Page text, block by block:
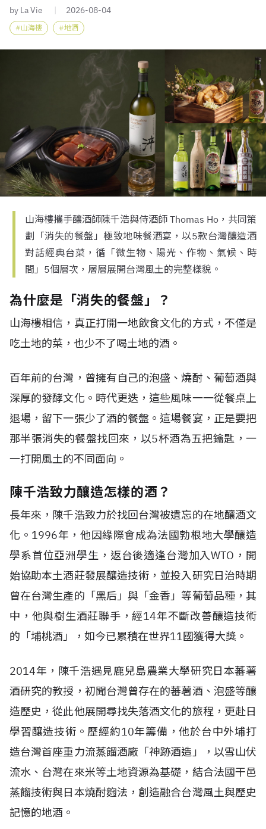
by La Vie 2026-08-04
山海樓 地酒
山海樓攜手釀酒師陳千浩與侍酒師 Thomas Ho，共同策
劃「消失的餐盤」極致地味餐酒宴，以5款台灣釀造酒
對話經典台菜，循「微生物、陽光、作物、氣候、時
間」5個層次，層層展開台灣風土的完整樣貌。
為什麼是「消失的餐盤」？
山海樓相信，真正打開一地飲食文化的方式，不僅是
吃土地的菜，也少不了喝土地的酒。
百年前的台灣，曾擁有自己的泡盛、燒酎、葡萄酒與
深厚的發酵文化。時代更迭，這些風味一一從餐桌上
退場，留下一張少了酒的餐盤。這場餐宴，正是要把
那半張消失的餐盤找回來，以5杯酒為五把鑰匙，一
一打開風土的不同面向。
陳千浩致力釀造怎樣的酒？
長年來，陳千浩致力於找回台灣被遺忘的在地釀酒文
化。1996年，他因緣際會成為法國勃根地大學釀造
學系首位亞洲學生，返台後適逢台灣加入WTO，開
始協助本土酒莊發展釀造技術，並投入研究日治時期
曾在台灣生產的「黑后」與「金香」等葡萄品種，其
中，他與樹生酒莊聯手，經14年不斷改善釀造技術
的「埔桃酒」，如今已累積在世界11國獲得大獎。
2014年，陳千浩遇見鹿兒島農業大學研究日本蕃薯
酒研究的教授，初聞台灣曾存在的蕃薯酒、泡盛等釀
造歷史，從此他展開尋找失落酒文化的旅程，更赴日
學習釀造技術。歷經約10年籌備，他於台中外埔打
造台灣首座重力流蒸餾酒廠「神跡酒造」，以雪山伏
流水、台灣在來米等土地資源為基礎，結合法國干邑
蒸餾技術與日本燒酎麴法，創造融合台灣風土與歷史
記憶的地酒。